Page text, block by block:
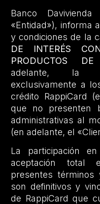
Banco
«Entidad»), informa
y condiciones de la
DE INTERÉS
PRODUCTOS DE
adelante, la
exclusivamente a
crédito RappiCard
que no presenten
administrativas al
(en adelante, el
La participación
aceptación total
presentes términos
son definitivos y
de RappiCard que